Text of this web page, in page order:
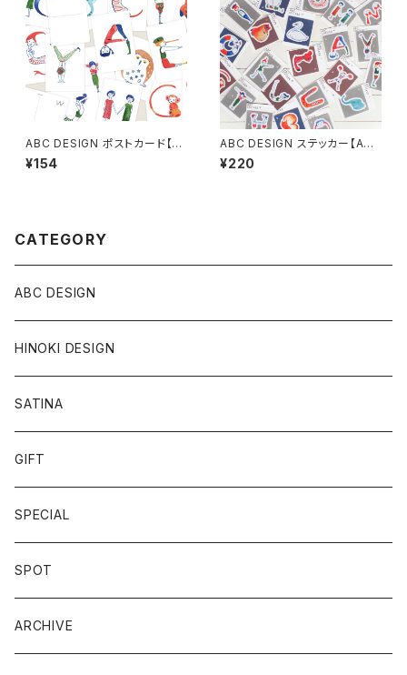
ABC DESIGN ポストカード【A
～Z】
¥154
ABC DESIGN ステッカー【A～
Z】
¥220
CATEGORY
ABC DESIGN
HINOKI DESIGN
SATINA
GIFT
SPECIAL
SPOT
ARCHIVE